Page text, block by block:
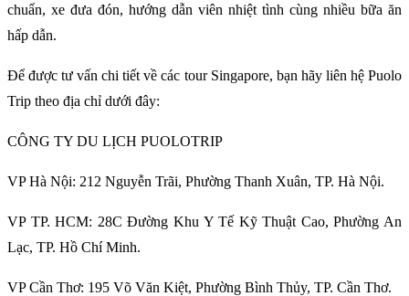
chuẩn, xe đưa đón, hướng dẫn viên nhiệt tình cùng nhiều bữa ăn
hấp dẫn.
Để được tư vấn chi tiết về các tour Singapore, bạn hãy liên hệ Puolo
Trip theo địa chỉ dưới đây:
CÔNG TY DU LỊCH PUOLOTRIP
VP Hà Nội: 212 Nguyễn Trãi, Phường Thanh Xuân, TP. Hà Nội.
VP TP. HCM: 28C Đường Khu Y Tế Kỹ Thuật Cao, Phường An
Lạc, TP. Hồ Chí Minh.
VP Cần Thơ: 195 Võ Văn Kiệt, Phường Bình Thủy, TP. Cần Thơ.